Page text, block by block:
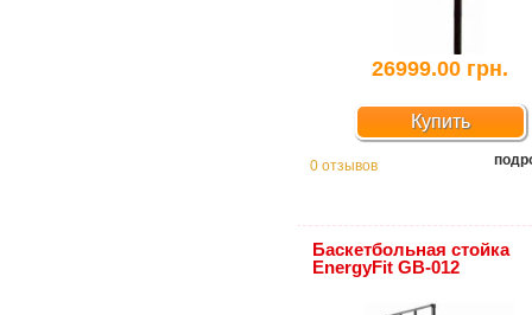
26999.00 грн.
Купить
0 отзывов
Баскетбольная стойка
EnergyFit GB-012